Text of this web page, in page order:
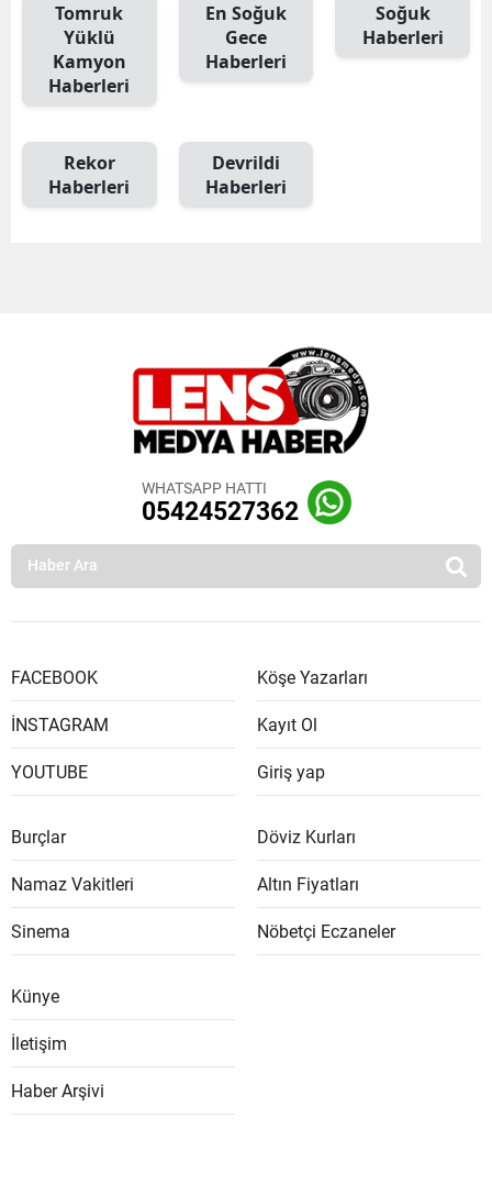
Tomruk
Yüklü
Kamyon
Haberleri
En Soğuk
Gece
Haberleri
Soğuk
Haberleri
Rekor
Haberleri
Devrildi
Haberleri
WHATSAPP HATTI
05424527362
FACEBOOK
İNSTAGRAM
YOUTUBE
Köşe Yazarları
Kayıt Ol
Giriş yap
Burçlar
Namaz Vakitleri
Sinema
Döviz Kurları
Altın Fiyatları
Nöbetçi Eczaneler
Künye
İletişim
Haber Arşivi